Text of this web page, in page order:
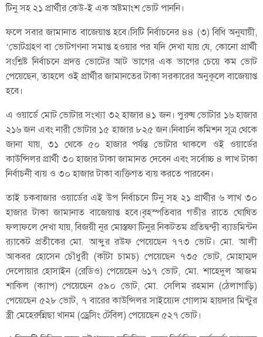
টিনু সহ ২১ প্রার্থীর কেউ-ই এক অষ্টমাংশ ভোট পাননি।
ফলে সবার জামানাত বাজেয়াপ্ত হবে।সিটি নির্বাচনের ৪৪ (৩) বিধি অনুযায়ী,
‘ভোটগ্রহণ বা ভোটগণনা সমাপ্ত হওয়ার পর যদি দেখা যায় যে, কোনো প্রার্থী
সংশ্নিষ্ট নির্বাচনে প্রদত্ত ভোটের আট ভাগের এক ভাগের চেয়ে কম ভোট
পেয়েছেন, তাহলে ওই প্রার্থীর জামানতের টাকা সরকারের অনুকূলে বাজেয়াপ্ত
হবে।
এ ওয়ার্ডে মোট ভোটার সংখ্যা ৩২ হাজার ৪১ জন। পুরুষ ভোটার ১৬ হাজার
২১৬ জন এবং নারী ভোটার ১৫ হাজার ৮২৫ জন।নিবার্চন কমিশন সূত্র থেকে
জানা যায়, ৩১ থেকে ৫০ হাজার পর্যন্ত ভোটার থাকলে ওই ওয়ার্ডের
কাউন্সিলর প্রার্থী ৩০ হাজার টাকা জামানত দেবেন এবং সর্বোচ্চ ৪ লাখ টাকা
নির্বাচনী ব্যয় ও ৩০ হাজার টাকা ব্যক্তিগত ব্যয় করতে পারবেন।
তাই চকবাজার ওয়ার্ডের এই উপ নির্বাচনে টিনু সহ ২১ প্রার্থীর ৬ লাখ ৩০
হাজার টাকা জামানাত বাজেয়াপ্ত হবে।বৃহস্পতিবার গভীর রাতে ঘোষিত
ফলাফলে দেখা যায়, বিজয়ী নূর মোস্তফা টিনুর নিকটতম প্রতিদ্বন্দ্বী ব্যাডমিন্টন
র‌্যাকেট প্রতীকের মো. আব্দুর রউফ পেয়েছেন ৭৭৩ ভোট। মো. আলী
আকবর হোসেন চৌধুরী (কাঁটা চামচ) পেয়েছেন ৭৩৫ ভোট, মোহাম্মদ
দেলোয়ার হোসাইন (রেডিও) পেয়েছেন ৬১৭ ভোট, মো. শাহেদুল আজম
শাকিল (ক্যাপ) পেয়েছেন ৫৯০ ভোট, মো. সেলিম রহমান (ঠেলাগাড়ি)
পেয়েছেন ৫২৮ ভোট, ৭ বারের কাউন্সিলর সাইয়্যেদ গোলাম হায়দার মিন্টুর
স্ত্রী মেহেরুন্নিছা খানম (ড্রেসিং টেবিল) পেয়েছেন ৫২৭ ভোট।